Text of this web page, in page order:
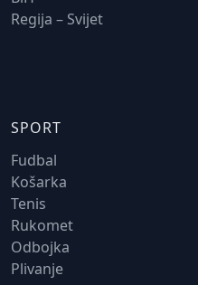
Regija – Svijet
SPORT
Fudbal
Košarka
Tenis
Rukomet
Odbojka
Plivanje